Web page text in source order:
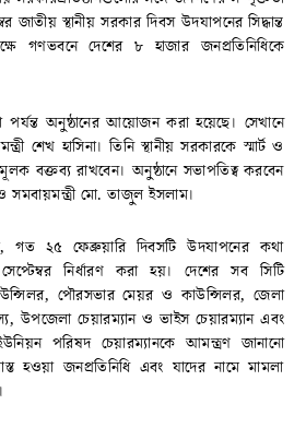
জাতীয় স্থানীয় সরকার দিবস উদযাপনের সিদ্ধান্ত
গণভবনে দেশের ৮ হাজার জনপ্রতিনিধিকে
অনুষ্ঠানের আয়োজন করা হয়েছে। সেখানে
শেখ হাসিনা। তিনি স্থানীয় সরকারকে স্মার্ট ও
বক্তব্য রাখবেন। অনুষ্ঠানে সভাপতিত্ব করবেন
সমবায়মন্ত্রী মো. তাজুল ইসলাম।
গত ২৫ ফেব্রুয়ারি দিবসটি উদযাপনের কথা
নির্ধারণ করা হয়। দেশের সব সিটি
পৌরসভার মেয়র ও কাউন্সিলর, জেলা
উপজেলা চেয়ারম্যান ও ভাইস চেয়ারম্যান এবং
পরিষদ চেয়ারম্যানকে আমন্ত্রণ জানানো
হওয়া জনপ্রতিনিধি এবং যাদের নামে মামলা